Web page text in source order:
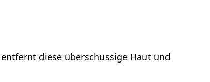
diese überschüssige Haut und